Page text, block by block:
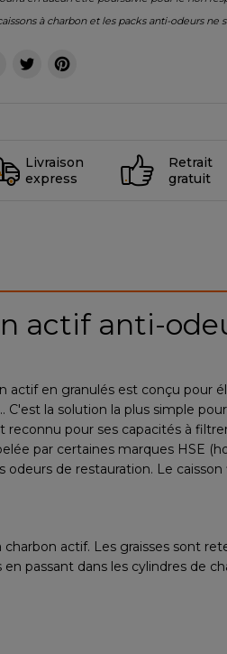
à charbon et les packs anti-odeurs
Livraison
express
Retrait
gratuit
actif anti-
en granulés est conçu pour
la solution la plus simple
pour ses capacités à
par certaines marques HSE
de restauration. Le
actif. Les graisses sont
passant dans les cylindres de